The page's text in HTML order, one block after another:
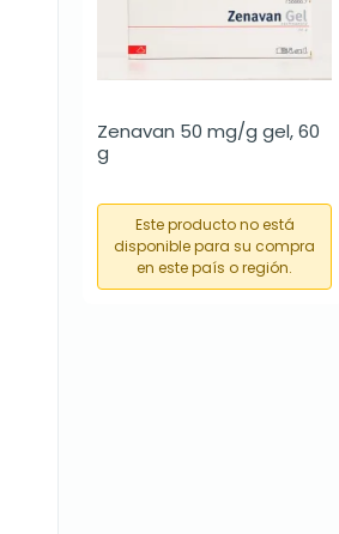
Zenavan 50 mg/g gel, 60
g
Este producto no está
disponible para su compra
en este país o región.